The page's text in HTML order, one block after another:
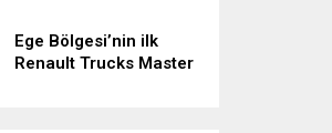
Ege Bölgesi’nin ilk
Renault Trucks Master